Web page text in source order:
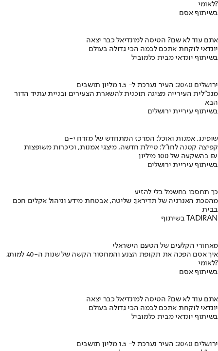
לאומי?
בשיתוף אסם
אתם עוד לא שם? הטיסה למונדיאל כבר יצאה
יונדאי לוקחת אתכם לבמה הכי גדולה בעולם
בשיתוף יונדאי מבית כלמוביל
ירושלים 2040: העיר נערכת ל- 1.5 מליון תושבים
מנכ"לית העירייה מציגה תוכנית להשארת הצעירים ובניית עתיד הדור
הבא
בשיתוף עיריית ירושלים
שופינג, אמנות ואוכל: המרכז המתחדש של מזרח י-ם
קפיצה קטנה לחו"ל: טיילת חדשה, מיצגי אמנות, וכיכרות משופצות
בהשקעה של 100 מיליון ₪
בשיתוף עיריית ירושלים
כך תחסכו בחשמל בלי להזיע
מהפכת האנרגיה של תדיראן: שליטה, אבטחת מידע וניהול אקלים חכם
בבית
בשיתוף TADIRAN
מאחורי הקלעים של הטעם הישראלי
איך אסם הפכה את תקופת הצנע והמחסור הקשה של שנות ה-40 למותג
לאומי?
בשיתוף אסם
אתם עוד לא שם? הטיסה למונדיאל כבר יצאה
יונדאי לוקחת אתכם לבמה הכי גדולה בעולם
בשיתוף יונדאי מבית כלמוביל
ירושלים 2040: העיר נערכת ל- 1.5 מליון תושבים